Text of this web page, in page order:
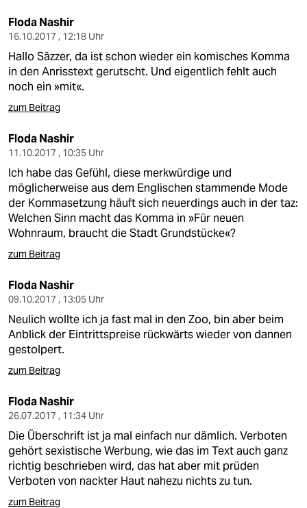
Floda Nashir
16.10.2017 , 12:18 Uhr
Hallo Säzzer, da ist schon wieder ein komisches Komma
in den Anrisstext gerutscht. Und eigentlich fehlt auch
noch ein »mit«.
zum Beitrag
Floda Nashir
11.10.2017 , 10:35 Uhr
Ich habe das Gefühl, diese merkwürdige und
möglicherweise aus dem Englischen stammende Mode
der Kommasetzung häuft sich neuerdings auch in der taz:
Welchen Sinn macht das Komma in »Für neuen
Wohnraum, braucht die Stadt Grundstücke«?
zum Beitrag
Floda Nashir
09.10.2017 , 13:05 Uhr
Neulich wollte ich ja fast mal in den Zoo, bin aber beim
Anblick der Eintrittspreise rückwärts wieder von dannen
gestolpert.
zum Beitrag
Floda Nashir
26.07.2017 , 11:34 Uhr
Die Überschrift ist ja mal einfach nur dämlich. Verboten
gehört sexistische Werbung, wie das im Text auch ganz
richtig beschrieben wird, das hat aber mit prüden
Verboten von nackter Haut nahezu nichts zu tun.
zum Beitrag